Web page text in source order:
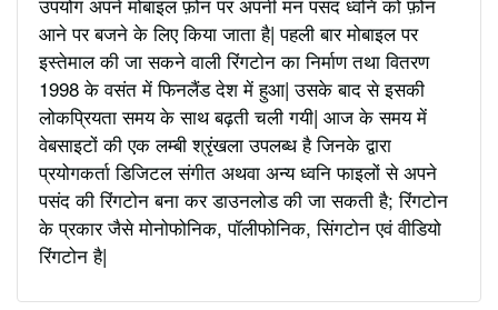
आने पर बजने के लिए किया जाता है| पहली बार मोबाइल पर
इस्तेमाल की जा सकने वाली रिंगटोन का निर्माण तथा वितरण
1998 के वसंत में फिनलैंड देश में हुआ| उसके बाद से इसकी
लोकप्रियता समय के साथ बढ़ती चली गयी| आज के समय में
वेबसाइटों की एक लम्बी श्रृंखला उपलब्ध है जिनके द्वारा
प्रयोगकर्ता डिजिटल संगीत अथवा अन्य ध्वनि फाइलों से अपने
पसंद की रिंगटोन बना कर डाउनलोड की जा सकती है; रिंगटोन
के प्रकार जैसे मोनोफोनिक, पॉलीफोनिक, सिंगटोन एवं वीडियो
रिंगटोन है|